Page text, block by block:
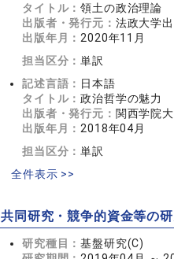
タイトル：領土の政治理論
出版者・発行元： 法政大学
出版年月： 2020年11月
担当区分：単訳
記述言語： 日本語
タイトル：政治哲学の魅力
出版者・発行元： 関西学院
出版年月： 2018年04月
担当区分：単訳
全件表示 >>
共同研究・競争的資金等の
研究種目：基盤研究(C)